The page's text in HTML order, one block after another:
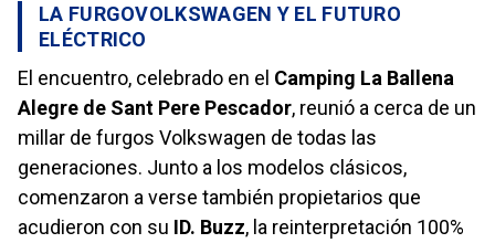
LA FURGOVOLKSWAGEN Y EL FUTURO
ELÉCTRICO
El encuentro, celebrado en el Camping La Ballena
Alegre de Sant Pere Pescador, reunió a cerca de un
millar de furgos Volkswagen de todas las
generaciones. Junto a los modelos clásicos,
comenzaron a verse también propietarios que
acudieron con su ID. Buzz, la reinterpretación 100%